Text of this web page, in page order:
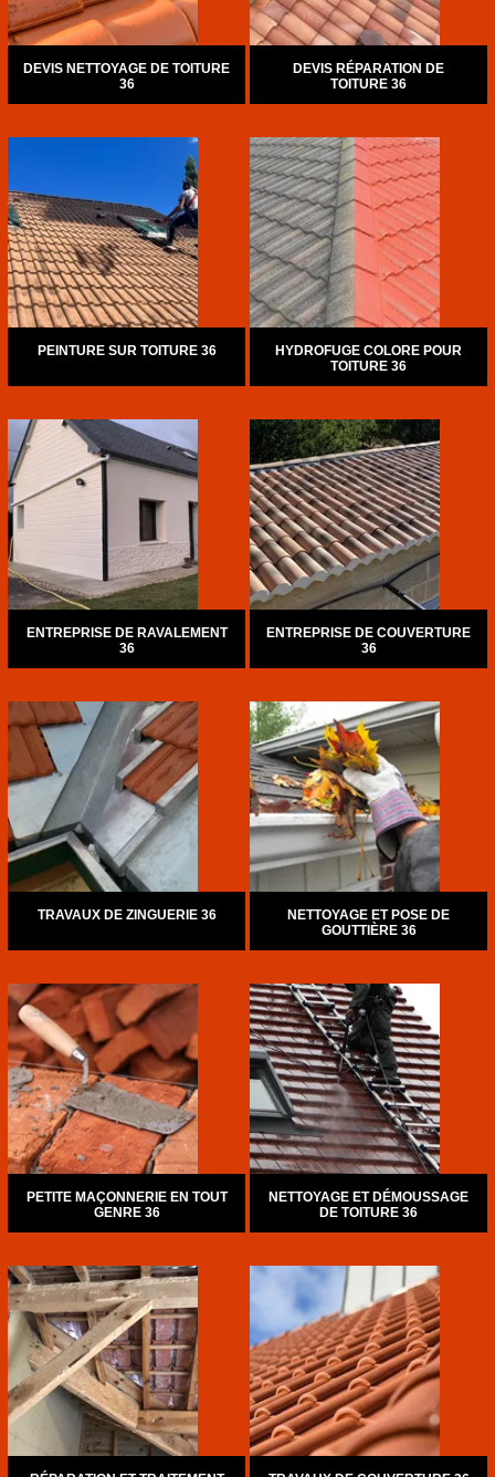
DEVIS NETTOYAGE DE TOITURE
36
DEVIS RÉPARATION DE
TOITURE 36
PEINTURE SUR TOITURE 36
HYDROFUGE COLORE POUR
TOITURE 36
ENTREPRISE DE RAVALEMENT
36
ENTREPRISE DE COUVERTURE
36
TRAVAUX DE ZINGUERIE 36
NETTOYAGE ET POSE DE
GOUTTIÈRE 36
PETITE MAÇONNERIE EN TOUT
GENRE 36
NETTOYAGE ET DÉMOUSSAGE
DE TOITURE 36